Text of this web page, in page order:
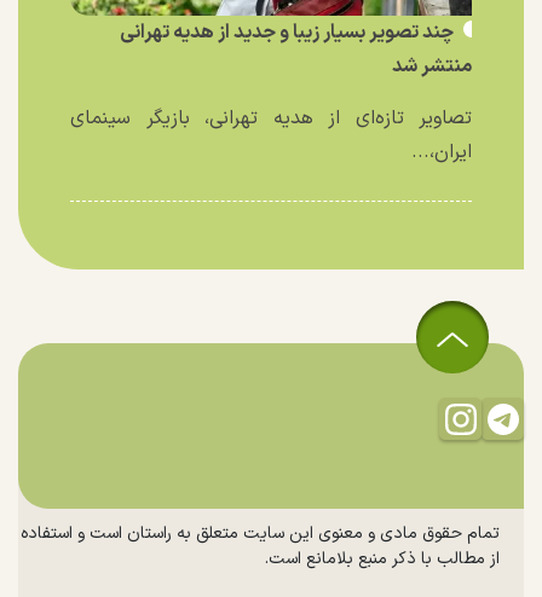
چند تصویر بسیار زیبا و جدید از هدیه تهرانی
منتشر شد
تصاویر تازه‌ای از هدیه تهرانی، بازیگر سینمای
ایران،...
تمام حقوق مادی و معنوی این سایت متعلق به راستان است و استفاده
از مطالب با ذکر منبع بلامانع است.